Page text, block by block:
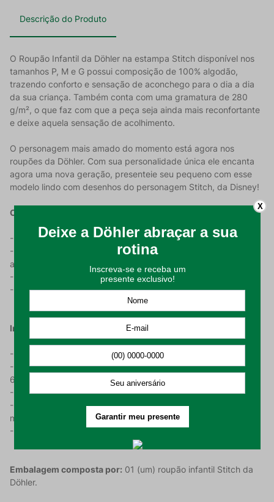
Descrição do Produto
O Roupão Infantil da Döhler na estampa Stitch disponível nos
tamanhos P, M e G possui composição de 100% algodão,
trazendo conforto e sensação de aconchego para o dia a dia
da sua criança. Também conta com uma gramatura de 280
g/m², o que faz com que a peça seja ainda mais reconfortante
e deixe aquela sensação de acolhimento.
O personagem mais amado do momento está agora nos
roupões da Döhler. Com sua personalidade única ele encanta
agora uma nova geração, presenteie seu pequeno com esse
modelo lindo com desenhos do personagem Stitch, da Disney!
Características do Produto:
- Produzido com 100% algodão, com toque macio e suave;
- Gramatura de 280 g/m², para uma maior sensação de
aconchego;
- Estampa divertida do personagem Stitch da Disney;
- As medidas do roupão estão na última imagem do produto.
Instrução De Uso:
- Higienizar antes de utilizar;
- Lavar em processo suave, com temperatura máxima de
60°C;
- Não alvejar nem limpar a seco;
- Permitido secar em máquina, respeitando a temperatura
máxima de 60°C;
- Passar em temperatura máxima de 150°C.
Embalagem composta por: 01 (um) roupão infantil Stitch da
Döhler.
X